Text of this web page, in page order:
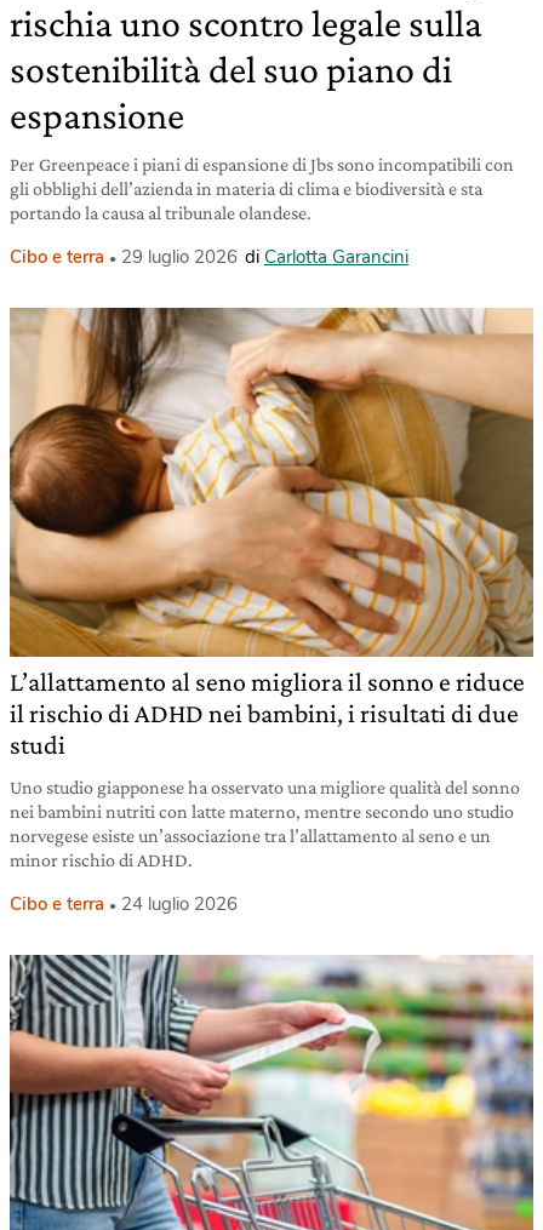
rischia uno scontro legale sulla
sostenibilità del suo piano di
espansione
Per Greenpeace i piani di espansione di Jbs sono incompatibili con
gli obblighi dell’azienda in materia di clima e biodiversità e sta
portando la causa al tribunale olandese.
Cibo e terra 29 luglio 2026 di Carlotta Garancini
L’allattamento al seno migliora il sonno e riduce
il rischio di ADHD nei bambini, i risultati di due
studi
Uno studio giapponese ha osservato una migliore qualità del sonno
nei bambini nutriti con latte materno, mentre secondo uno studio
norvegese esiste un’associazione tra l’allattamento al seno e un
minor rischio di ADHD.
Cibo e terra 24 luglio 2026